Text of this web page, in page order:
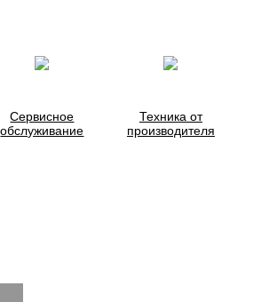
Сервисное
обслуживание
Техника от
производителя